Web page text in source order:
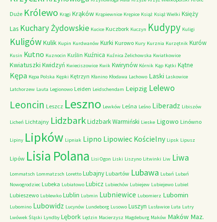
Duże Królewo Krągi Krąków Krąpiewnice Krępice Książ Książ Wielki Księży
Las Kuchary Żydowskie Kucice Kuczbork Kuczyn Kudypy Kuligi
KuligówKulik Kupin Kurdwanów Kurki Kurowo Kury Kurznia Kurzętnik Kurów
Kusin Kutno Kuznocin Kuślin Kuźnica Kuźnica Żelichowska Kwiatkowice
Kwiatuszki Kwidzyń Kwieciszowice Kwik Kwirynów Kórnik Kąp Kątki Kątne
Kępa Kępa Polska Kępki Kętrzyn Kłanino Kłodawa Lachowo Laski Laskowice
Latchorzew Lauta Legionowo Leiden Leidschendam Leipzig Lelewo
Leoncin Leszcz Leszno Lewków Leśna Leśno Liberadz Libiszów
Licheń Lichtajny LidzbarkLidzbark Warmiński Lieske Ligowo Linówno
Lipiny Lipków Lipniak Lipno Lipowiec Kościelny Lipsk Lipusz
Lipów Lisia Polana Lisi Ogon Liski Liszyno Litwinki Liw Liwa
Lommatsch Lommatzsch Loretto Lubajny Lubartów Lubawa Lubań Lubań
Nowogrodziec Lubeka Lubiatowo Lubicz Lubiechów Lubiejew Lubiejewo Lubiel
Lubieszewo Lublewko Lublin Lubmin Lubniewice Lubomierz Lubomin
Lubomino Lubowidz Lucynów Lundeborg Lusowo Luszyn Lusławice Luta Lutry
Lwówek Śląski Lyndby Lębork Lędzin Macierzysz Magdeburg Maków Maków Maz.